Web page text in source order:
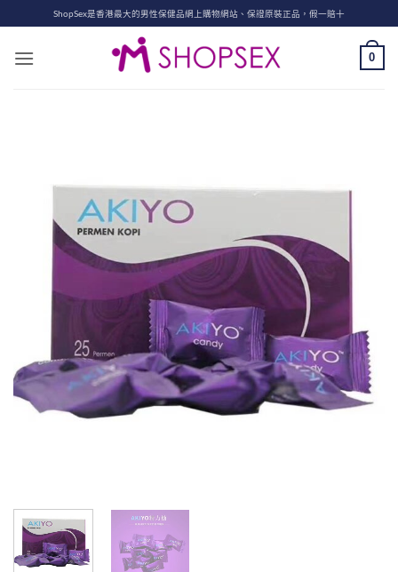
to
content
ShopSex是香港最大的男性保健品網上購物網站、保證原裝正品，假一賠十
0